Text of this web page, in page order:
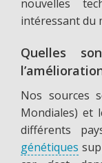
nouvelles
intéressant du
Quelles
Nos sources
Mondiales) et
différents
génétiques